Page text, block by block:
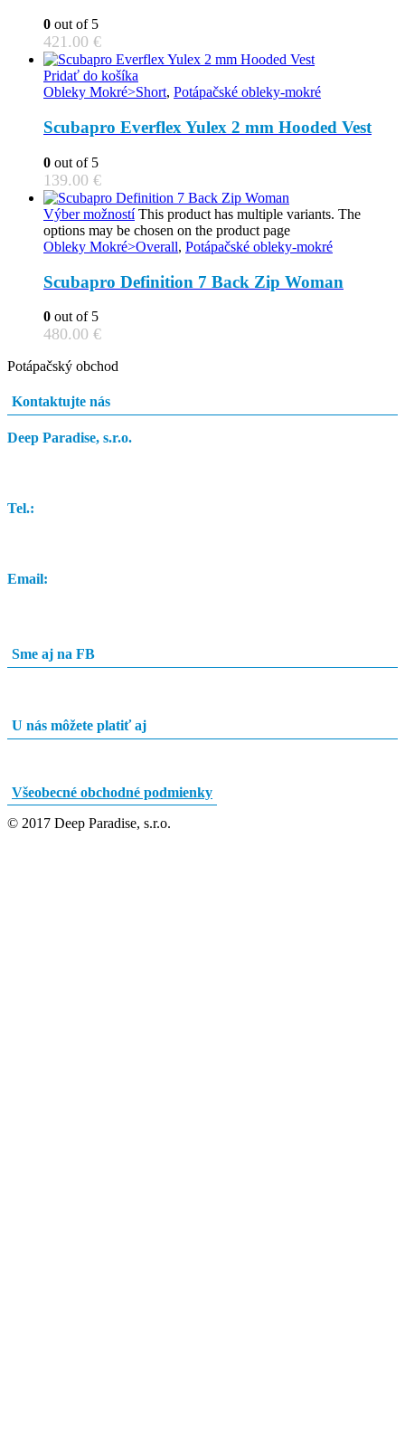
0 out of 5
421.00 €
Pridať do košíka
Obleky Mokré>Short, Potápačské obleky-mokré
Scubapro Everflex Yulex 2 mm Hooded Vest
0 out of 5
139.00 €
Výber možností This product has multiple variants. The
options may be chosen on the product page
Obleky Mokré>Overall, Potápačské obleky-mokré
Scubapro Definition 7 Back Zip Woman
0 out of 5
480.00 €
Potápačský obchod
Kontaktujte nás
Deep Paradise, s.r.o.
Tel.:
Email:
Sme aj na FB
U nás môžete platiť aj
Všeobecné obchodné podmienky
© 2017 Deep Paradise, s.r.o.